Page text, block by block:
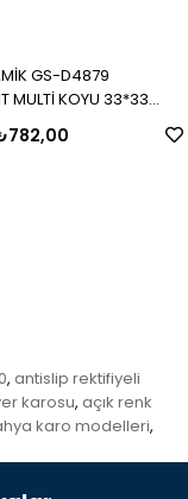
GS-D4879
MULTİ KOYU 33*33
, antislip rektifiyeli
karosu, açık renk
karo modelleri,